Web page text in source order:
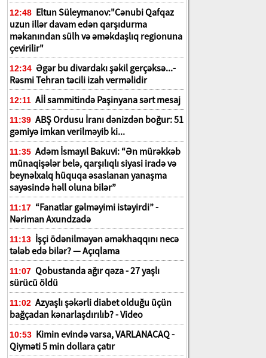
12:48 Eltun Süleymanov:"Cənubi Qafqaz
uzun illər davam edən qarşıdurma
məkanından sülh və əməkdaşlıq regionuna
çevirilir"
12:34 Əgər bu divardakı şəkil gerçəksə...-
Rəsmi Tehran təcili izah verməlidir
12:11 Aİİ sammitində Paşinyana sərt mesaj
11:39 ABŞ Ordusu İranı dənizdən boğur: 51
gəmiyə imkan verilməyib ki...
11:35 Adəm İsmayıl Bakuvi: “Ən mürəkkəb
münaqişələr belə, qarşılıqlı siyasi iradə və
beynəlxalq hüquqa əsaslanan yanaşma
sayəsində həll oluna bilər”
11:17 “Fanatlar gəlməyimi istəyirdi” -
Nəriman Axundzadə
11:13 İşçi ödənilməyən əməkhaqqını necə
tələb edə bilər? — Açıqlama
11:07 Qobustanda ağır qəza - 27 yaşlı
sürücü öldü
11:02 Azyaşlı şəkərli diabet olduğu üçün
bağçadan kənarlaşdırılıb? - Video
10:53 Kimin evində varsa, VARLANACAQ -
Qiyməti 5 min dollara çatır